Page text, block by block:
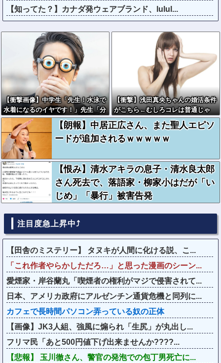
【知ってた？】カナダ発ウェアブランド、lulul...
【衝撃画像】中学生「先生！水泳で
水着になるのイヤです！」先生「分
かった」→結果まさかの『こう』な
ってしまうw w w w w w w
【衝撃】浅田真央ちゃんの婚活条件
がこちら←むしろコレは普通じゃ
ね？w w w w w w w w
【朗報】中居正広さん、また聖人エピソ
ードが追加されるｗｗｗｗｗ
【恨み】清水アキラの息子・清水良太郎
さん死去で、落語家・柳家小はだが「い
じめ」「暴行」被害告発
注目度急上昇中⤴
【田舎のミステリー】 タヌキが人間に化ける説、こ...
「これ作者やらかしただろ…」と思った漫画のシーン...
愛煙家・岸谷蘭丸「喫煙者の権利がマジで侵害されて...
日本、アメリカ政府にアルゼンチン通貨危機と同列に...
カフェで長時間パソコン弄っている奴の正体
【画像】JK3人組、強風に煽られ「生尻」が丸出し...
フリマ民「あと500円値下げ出来ませんか????...
【悲報】 玉川徹さん、警官の発泡での包丁男死亡に...